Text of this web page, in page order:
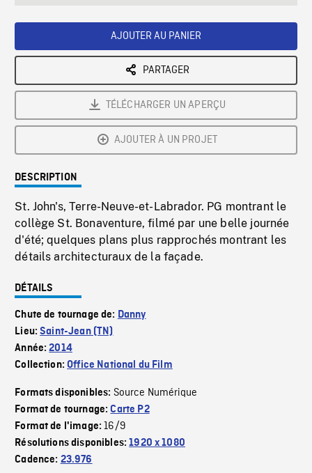
AJOUTER AU PANIER
PARTAGER
TÉLÉCHARGER UN APERÇU
AJOUTER À UN PROJET
DESCRIPTION
St. John's, Terre-Neuve-et-Labrador. PG montrant le
collège St. Bonaventure, filmé par une belle journée
d'été; quelques plans plus rapprochés montrant les
détails architecturaux de la façade.
DÉTAILS
Chute de tournage de: Danny
Lieu:Saint-Jean (TN)
Année:2014
Collection:Office National du Film
Formats disponibles: Source Numérique
Format de tournage:Carte P2
Format de l'image:16/9
Résolutions disponibles:1920 x 1080
Cadence: 23.976